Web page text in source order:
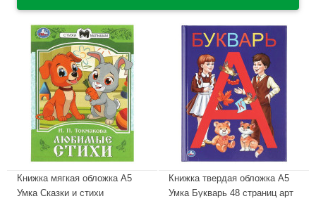
Книжка мягкая обложка А5
Умка Сказки и стихи
Книжка твердая обложка А5
Умка Букварь 48 страниц арт